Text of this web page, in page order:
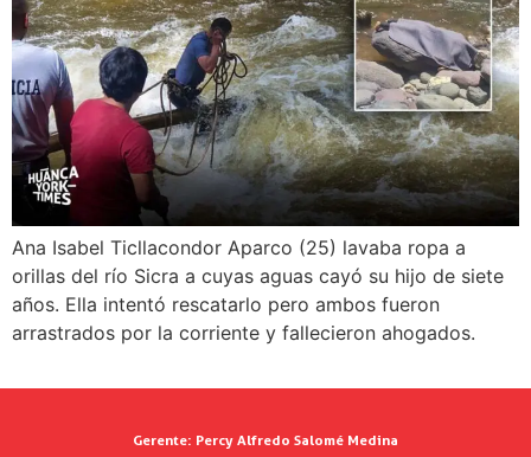
Ana Isabel Ticllacondor Aparco (25) lavaba ropa a
orillas del río Sicra a cuyas aguas cayó su hijo de siete
años. Ella intentó rescatarlo pero ambos fueron
arrastrados por la corriente y fallecieron ahogados.
Gerente: Percy Alfredo Salomé Medina